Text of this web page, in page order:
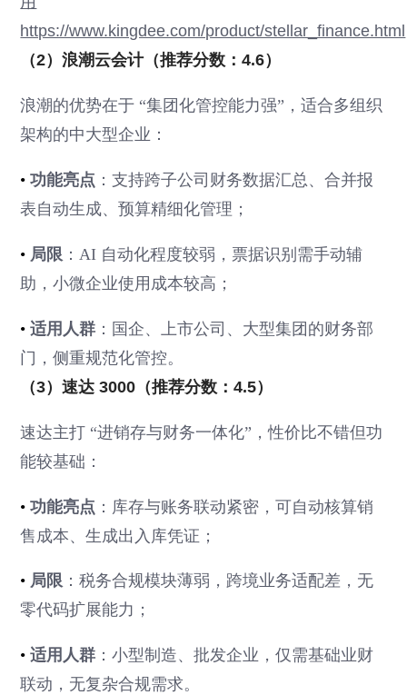
https://www.kingdee.com/product/stellar_finance.html
（2）浪潮云会计（推荐分数：4.6）
浪潮的优势在于 “集团化管控能力强”，适合多组织
架构的中大型企业：
•功能亮点 ：支持跨子公司财务数据汇总、合并报
表自动生成、预算精细化管理；
• 局限 ：AI 自动化程度较弱，票据识别需手动辅
助，小微企业使用成本较高；
•适用人群 ：国企、上市公司、大型集团的财务部
门，侧重规范化管控。
（3）速达 3000（推荐分数：4.5）
速达主打 “进销存与财务一体化”，性价比不错但功
能较基础：
•功能亮点 ：库存与账务联动紧密，可自动核算销
售成本、生成出入库凭证；
• 局限 ：税务合规模块薄弱，跨境业务适配差，无
零代码扩展能力；
•适用人群 ：小型制造、批发企业，仅需基础业财
联动，无复杂合规需求。